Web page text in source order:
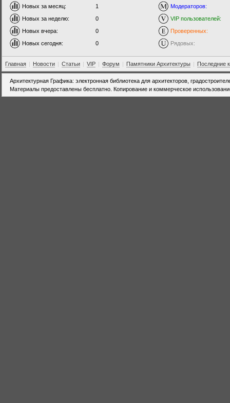
Новых за месяц:
1
Новых за неделю:
0
Новых вчера:
0
Новых сегодня:
0
Модераторов:
VIP пользователей:
Проверенных:
Рядовых:
Главная | Новости | Статьи | VIP | Форум | Памятники Архитектуры | Последние
Архитектурная Графика: электронная библиотека для архитекторов,
Материалы предоставлены бесплатно. Копирование и коммерческое